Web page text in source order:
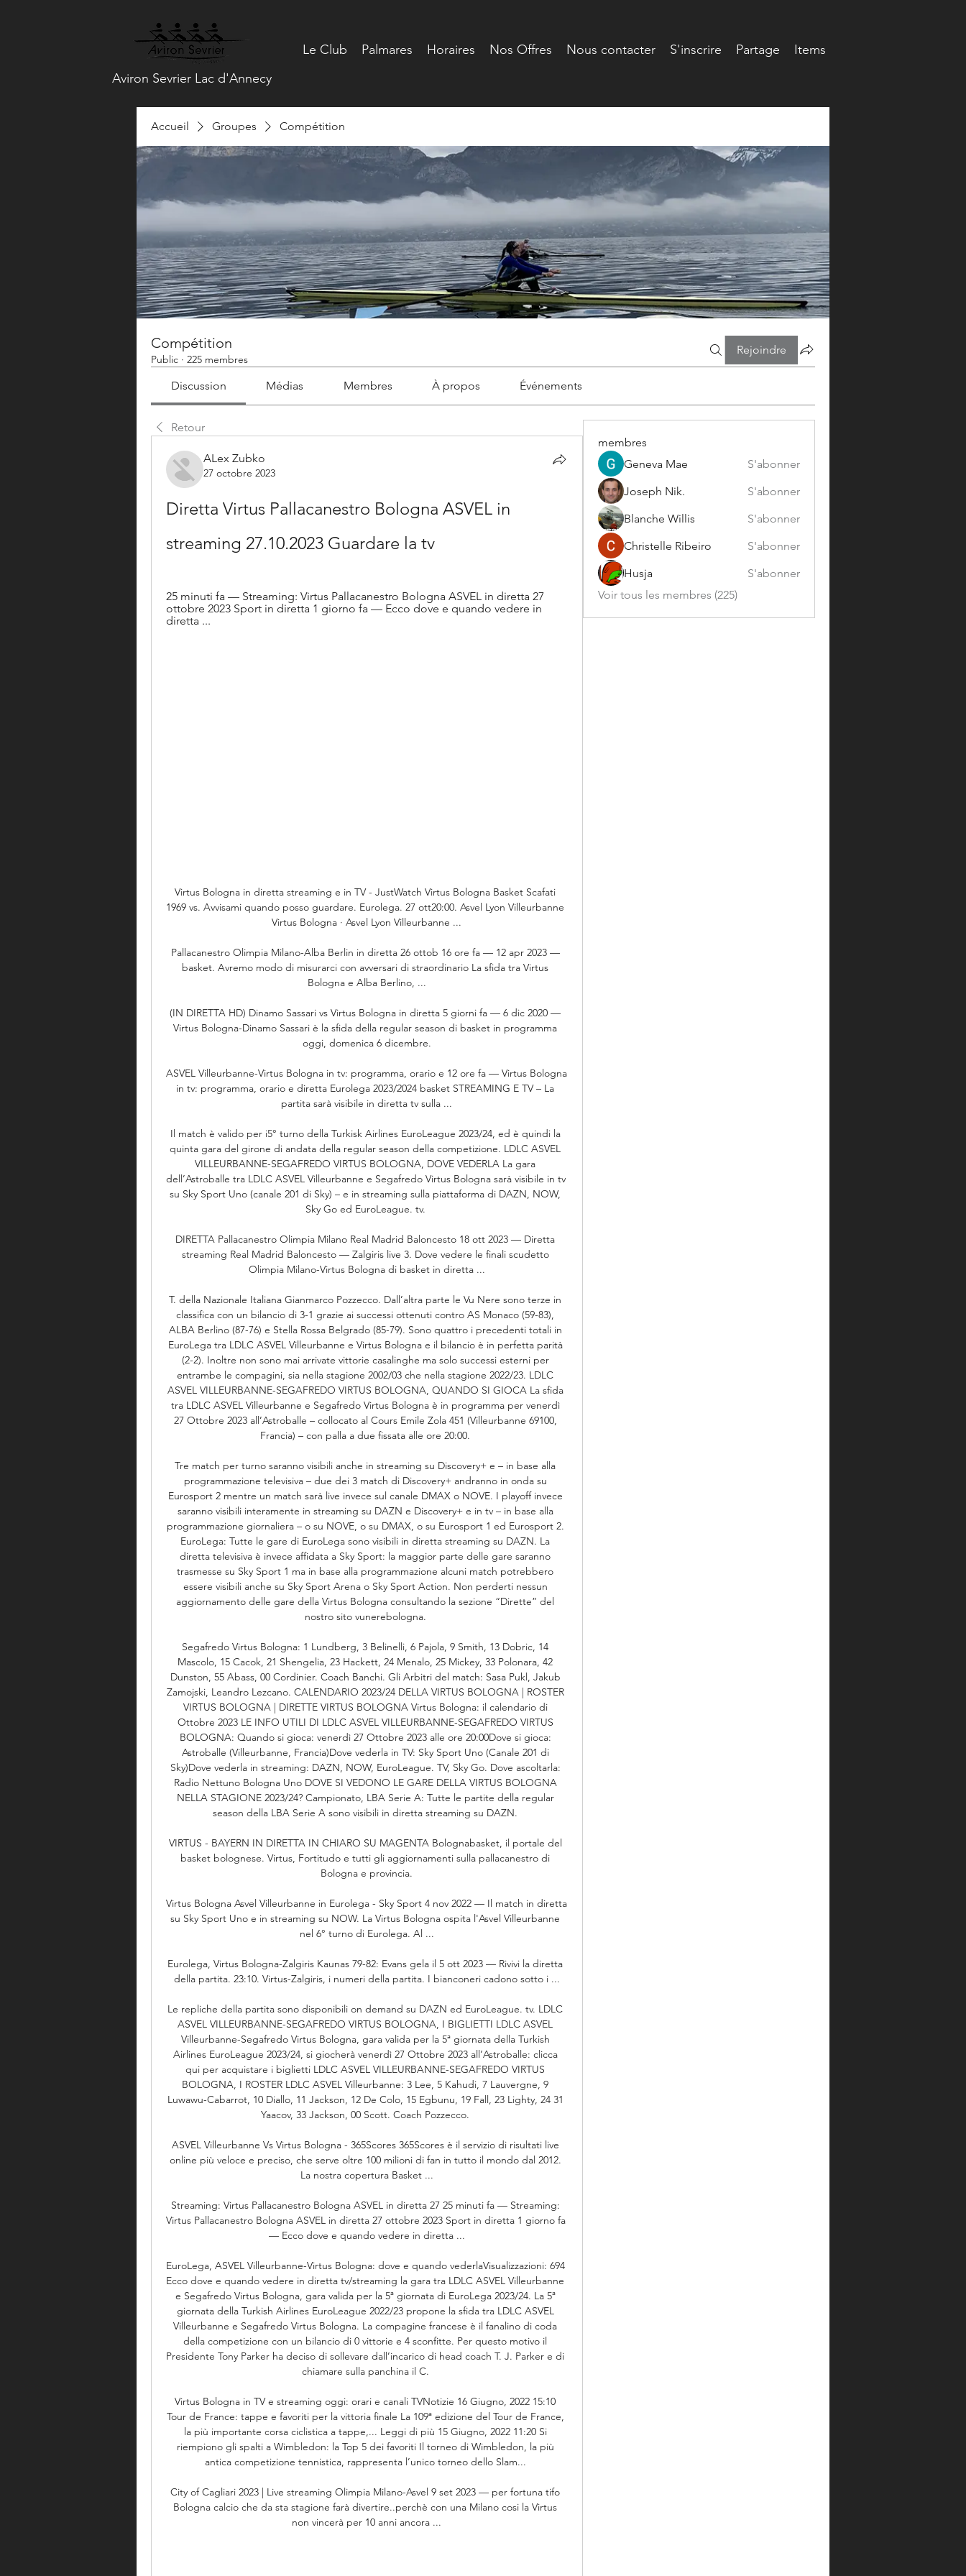
Le Club Palmares Horaires Nos Offres Nous contacter S'inscrire Partage
Items
Aviron Sevrier Lac d'Annecy
Accueil Groupes Compétition
Compétition
Public · 225 membres
Rejoindre
Discussion Médias Membres À propos Événements
Retour
ALex Zubko
27 octobre 2023
Diretta Virtus Pallacanestro Bologna ASVEL in
streaming 27.10.2023 Guardare la tv
25 minuti fa — Streaming: Virtus Pallacanestro Bologna ASVEL in diretta 27
ottobre 2023 Sport in diretta 1 giorno fa — Ecco dove e quando vedere in
diretta ...
Virtus Bologna in diretta streaming e in TV - JustWatch Virtus Bologna Basket Scafati
1969 vs. Avvisami quando posso guardare. Eurolega. 27 ott20:00. Asvel Lyon Villeurbanne
Virtus Bologna · Asvel Lyon Villeurbanne ...
Pallacanestro Olimpia Milano-Alba Berlin in diretta 26 ottob 16 ore fa — 12 apr 2023 —
basket. Avremo modo di misurarci con avversari di straordinario La sfida tra Virtus
Bologna e Alba Berlino, ...
(IN DIRETTA HD) Dinamo Sassari vs Virtus Bologna in diretta 5 giorni fa — 6 dic 2020 —
Virtus Bologna-Dinamo Sassari è la sfida della regular season di basket in programma
oggi, domenica 6 dicembre.
ASVEL Villeurbanne-Virtus Bologna in tv: programma, orario e 12 ore fa — Virtus Bologna
in tv: programma, orario e diretta Eurolega 2023/2024 basket STREAMING E TV – La
partita sarà visibile in diretta tv sulla ...
Il match è valido per i5° turno della Turkisk Airlines EuroLeague 2023/24, ed è quindi la
quinta gara del girone di andata della regular season della competizione. LDLC ASVEL
VILLEURBANNE-SEGAFREDO VIRTUS BOLOGNA, DOVE VEDERLA La gara
dell’Astroballe tra LDLC ASVEL Villeurbanne e Segafredo Virtus Bologna sarà visibile in tv
su Sky Sport Uno (canale 201 di Sky) – e in streaming sulla piattaforma di DAZN, NOW,
Sky Go ed EuroLeague. tv.
DIRETTA Pallacanestro Olimpia Milano Real Madrid Baloncesto 18 ott 2023 — Diretta
streaming Real Madrid Baloncesto — Zalgiris live 3. Dove vedere le finali scudetto
Olimpia Milano-Virtus Bologna di basket in diretta ...
T. della Nazionale Italiana Gianmarco Pozzecco. Dall’altra parte le Vu Nere sono terze in
classifica con un bilancio di 3-1 grazie ai successi ottenuti contro AS Monaco (59-83),
ALBA Berlino (87-76) e Stella Rossa Belgrado (85-79). Sono quattro i precedenti totali in
EuroLega tra LDLC ASVEL Villeurbanne e Virtus Bologna e il bilancio è in perfetta parità
(2-2). Inoltre non sono mai arrivate vittorie casalinghe ma solo successi esterni per
entrambe le compagini, sia nella stagione 2002/03 che nella stagione 2022/23. LDLC
ASVEL VILLEURBANNE-SEGAFREDO VIRTUS BOLOGNA, QUANDO SI GIOCA La sfida
tra LDLC ASVEL Villeurbanne e Segafredo Virtus Bologna è in programma per venerdì
27 Ottobre 2023 all’Astroballe – collocato al Cours Emile Zola 451 (Villeurbanne 69100,
Francia) – con palla a due fissata alle ore 20:00.
Tre match per turno saranno visibili anche in streaming su Discovery+ e – in base alla
programmazione televisiva – due dei 3 match di Discovery+ andranno in onda su
Eurosport 2 mentre un match sarà live invece sul canale DMAX o NOVE. I playoff invece
saranno visibili interamente in streaming su DAZN e Discovery+ e in tv – in base alla
programmazione giornaliera – o su NOVE, o su DMAX, o su Eurosport 1 ed Eurosport 2.
EuroLega: Tutte le gare di EuroLega sono visibili in diretta streaming su DAZN. La
diretta televisiva è invece affidata a Sky Sport: la maggior parte delle gare saranno
trasmesse su Sky Sport 1 ma in base alla programmazione alcuni match potrebbero
essere visibili anche su Sky Sport Arena o Sky Sport Action. Non perderti nessun
aggiornamento delle gare della Virtus Bologna consultando la sezione “Dirette” del
nostro sito vunerebologna.
Segafredo Virtus Bologna: 1 Lundberg, 3 Belinelli, 6 Pajola, 9 Smith, 13 Dobric, 14
Mascolo, 15 Cacok, 21 Shengelia, 23 Hackett, 24 Menalo, 25 Mickey, 33 Polonara, 42
Dunston, 55 Abass, 00 Cordinier. Coach Banchi. Gli Arbitri del match: Sasa Pukl, Jakub
Zamojski, Leandro Lezcano. CALENDARIO 2023/24 DELLA VIRTUS BOLOGNA | ROSTER
VIRTUS BOLOGNA | DIRETTE VIRTUS BOLOGNA Virtus Bologna: il calendario di
Ottobre 2023 LE INFO UTILI DI LDLC ASVEL VILLEURBANNE-SEGAFREDO VIRTUS
BOLOGNA: Quando si gioca: venerdì 27 Ottobre 2023 alle ore 20:00Dove si gioca:
Astroballe (Villeurbanne, Francia)Dove vederla in TV: Sky Sport Uno (Canale 201 di
Sky)Dove vederla in streaming: DAZN, NOW, EuroLeague. TV, Sky Go. Dove ascoltarla:
Radio Nettuno Bologna Uno DOVE SI VEDONO LE GARE DELLA VIRTUS BOLOGNA
NELLA STAGIONE 2023/24? Campionato, LBA Serie A: Tutte le partite della regular
season della LBA Serie A sono visibili in diretta streaming su DAZN.
VIRTUS - BAYERN IN DIRETTA IN CHIARO SU MAGENTA Bolognabasket, il portale del
basket bolognese. Virtus, Fortitudo e tutti gli aggiornamenti sulla pallacanestro di
Bologna e provincia.
Virtus Bologna Asvel Villeurbanne in Eurolega - Sky Sport 4 nov 2022 — Il match in diretta
su Sky Sport Uno e in streaming su NOW. La Virtus Bologna ospita l'Asvel Villeurbanne
nel 6° turno di Eurolega. Al ...
Eurolega, Virtus Bologna-Zalgiris Kaunas 79-82: Evans gela il 5 ott 2023 — Rivivi la diretta
della partita. 23:10. Virtus-Zalgiris, i numeri della partita. I bianconeri cadono sotto i ...
Le repliche della partita sono disponibili on demand su DAZN ed EuroLeague. tv. LDLC
ASVEL VILLEURBANNE-SEGAFREDO VIRTUS BOLOGNA, I BIGLIETTI LDLC ASVEL
Villeurbanne-Segafredo Virtus Bologna, gara valida per la 5ª giornata della Turkish
Airlines EuroLeague 2023/24, si giocherà venerdì 27 Ottobre 2023 all’Astroballe: clicca
qui per acquistare i biglietti LDLC ASVEL VILLEURBANNE-SEGAFREDO VIRTUS
BOLOGNA, I ROSTER LDLC ASVEL Villeurbanne: 3 Lee, 5 Kahudi, 7 Lauvergne, 9
Luwawu-Cabarrot, 10 Diallo, 11 Jackson, 12 De Colo, 15 Egbunu, 19 Fall, 23 Lighty, 24 31
Yaacov, 33 Jackson, 00 Scott. Coach Pozzecco.
ASVEL Villeurbanne Vs Virtus Bologna - 365Scores 365Scores è il servizio di risultati live
online più veloce e preciso, che serve oltre 100 milioni di fan in tutto il mondo dal 2012.
La nostra copertura Basket ...
Streaming: Virtus Pallacanestro Bologna ASVEL in diretta 27 25 minuti fa — Streaming:
Virtus Pallacanestro Bologna ASVEL in diretta 27 ottobre 2023 Sport in diretta 1 giorno fa
— Ecco dove e quando vedere in diretta ...
EuroLega, ASVEL Villeurbanne-Virtus Bologna: dove e quando vederlaVisualizzazioni: 694
Ecco dove e quando vedere in diretta tv/streaming la gara tra LDLC ASVEL Villeurbanne
e Segafredo Virtus Bologna, gara valida per la 5ª giornata di EuroLega 2023/24. La 5ª
giornata della Turkish Airlines EuroLeague 2022/23 propone la sfida tra LDLC ASVEL
Villeurbanne e Segafredo Virtus Bologna. La compagine francese è il fanalino di coda
della competizione con un bilancio di 0 vittorie e 4 sconfitte. Per questo motivo il
Presidente Tony Parker ha deciso di sollevare dall’incarico di head coach T. J. Parker e di
chiamare sulla panchina il C.
Virtus Bologna in TV e streaming oggi: orari e canali TVNotizie 16 Giugno, 2022 15:10
Tour de France: tappe e favoriti per la vittoria finale La 109ª edizione del Tour de France,
la più importante corsa ciclistica a tappe,... Leggi di più 15 Giugno, 2022 11:20 Si
riempiono gli spalti a Wimbledon: la Top 5 dei favoriti Il torneo di Wimbledon, la più
antica competizione tennistica, rappresenta l’unico torneo dello Slam...
City of Cagliari 2023 | Live streaming Olimpia Milano-Asvel 9 set 2023 — per fortuna tifo
Bologna calcio che da sta stagione farà divertire..perchè con una Milano cosi la Virtus
non vincerà per 10 anni ancora ...
membres
Geneva Mae
S'abonner
Joseph Nik.
S'abonner
Blanche Willis
S'abonner
Christelle Ribeiro
S'abonner
Husja
S'abonner
Voir tous les membres (225)